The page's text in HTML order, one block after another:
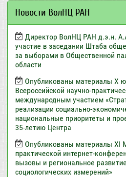
Новости ВолНЦ РАН
Директор ВолНЦ РАН д.э.н.
участие в заседании Штаба
за выборами в Общественной
области
Опубликованы материалы X
Всероссийской научно-
международным участием
реализации социально-
национальные приоритеты и
35-летию Центра
Опубликованы материалы XI
практической интернет-
вызовы и региональное
социологических измерений»